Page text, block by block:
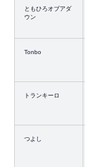
ともひろオブアダ
ウン
Tonbo
トランキーロ
つよし